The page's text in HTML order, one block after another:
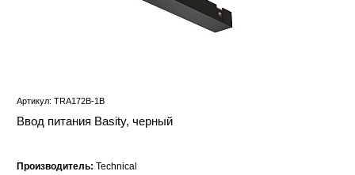
Артикул: TRA172B-1B
Ввод питания Basity, черный
Производитель: Technical